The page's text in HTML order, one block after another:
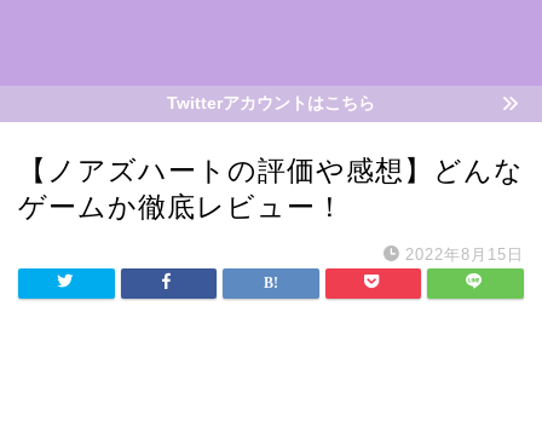
Twitterアカウントはこちら
【ノアズハートの評価や感想】どんな
ゲームか徹底レビュー！
2022年8月15日